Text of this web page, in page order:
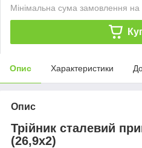
Мінімальна сума замовлення
Опис Характеристики
Опис
Трійник сталевий
(26,9х2)